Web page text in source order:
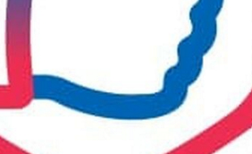
водоканал" в отношении
унитарное предприятие
ошибка. Пожалуйста,
сообщения почты администратора